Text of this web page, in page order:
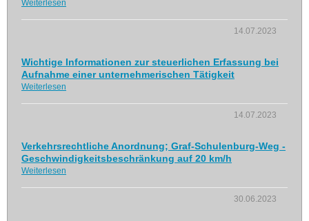
Weiterlesen
14.07.2023
Wichtige Informationen zur steuerlichen Erfassung bei
Aufnahme einer unternehmerischen Tätigkeit
Weiterlesen
14.07.2023
Verkehrsrechtliche Anordnung; Graf-Schulenburg-Weg -
Geschwindigkeitsbeschränkung auf 20 km/h
Weiterlesen
30.06.2023